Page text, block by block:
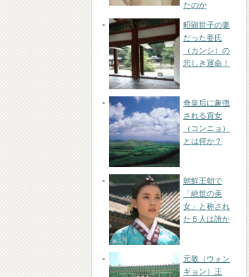
たのか
昭顕世子の妻
だった姜氏
（カンシ）の
悲しき運命！
奇皇后に象徴
される貢女
（コンニョ）
とは何か？
朝鮮王朝で
「絶世の美
女」と称され
た５人は誰か
元敬（ウォン
ギョン）王